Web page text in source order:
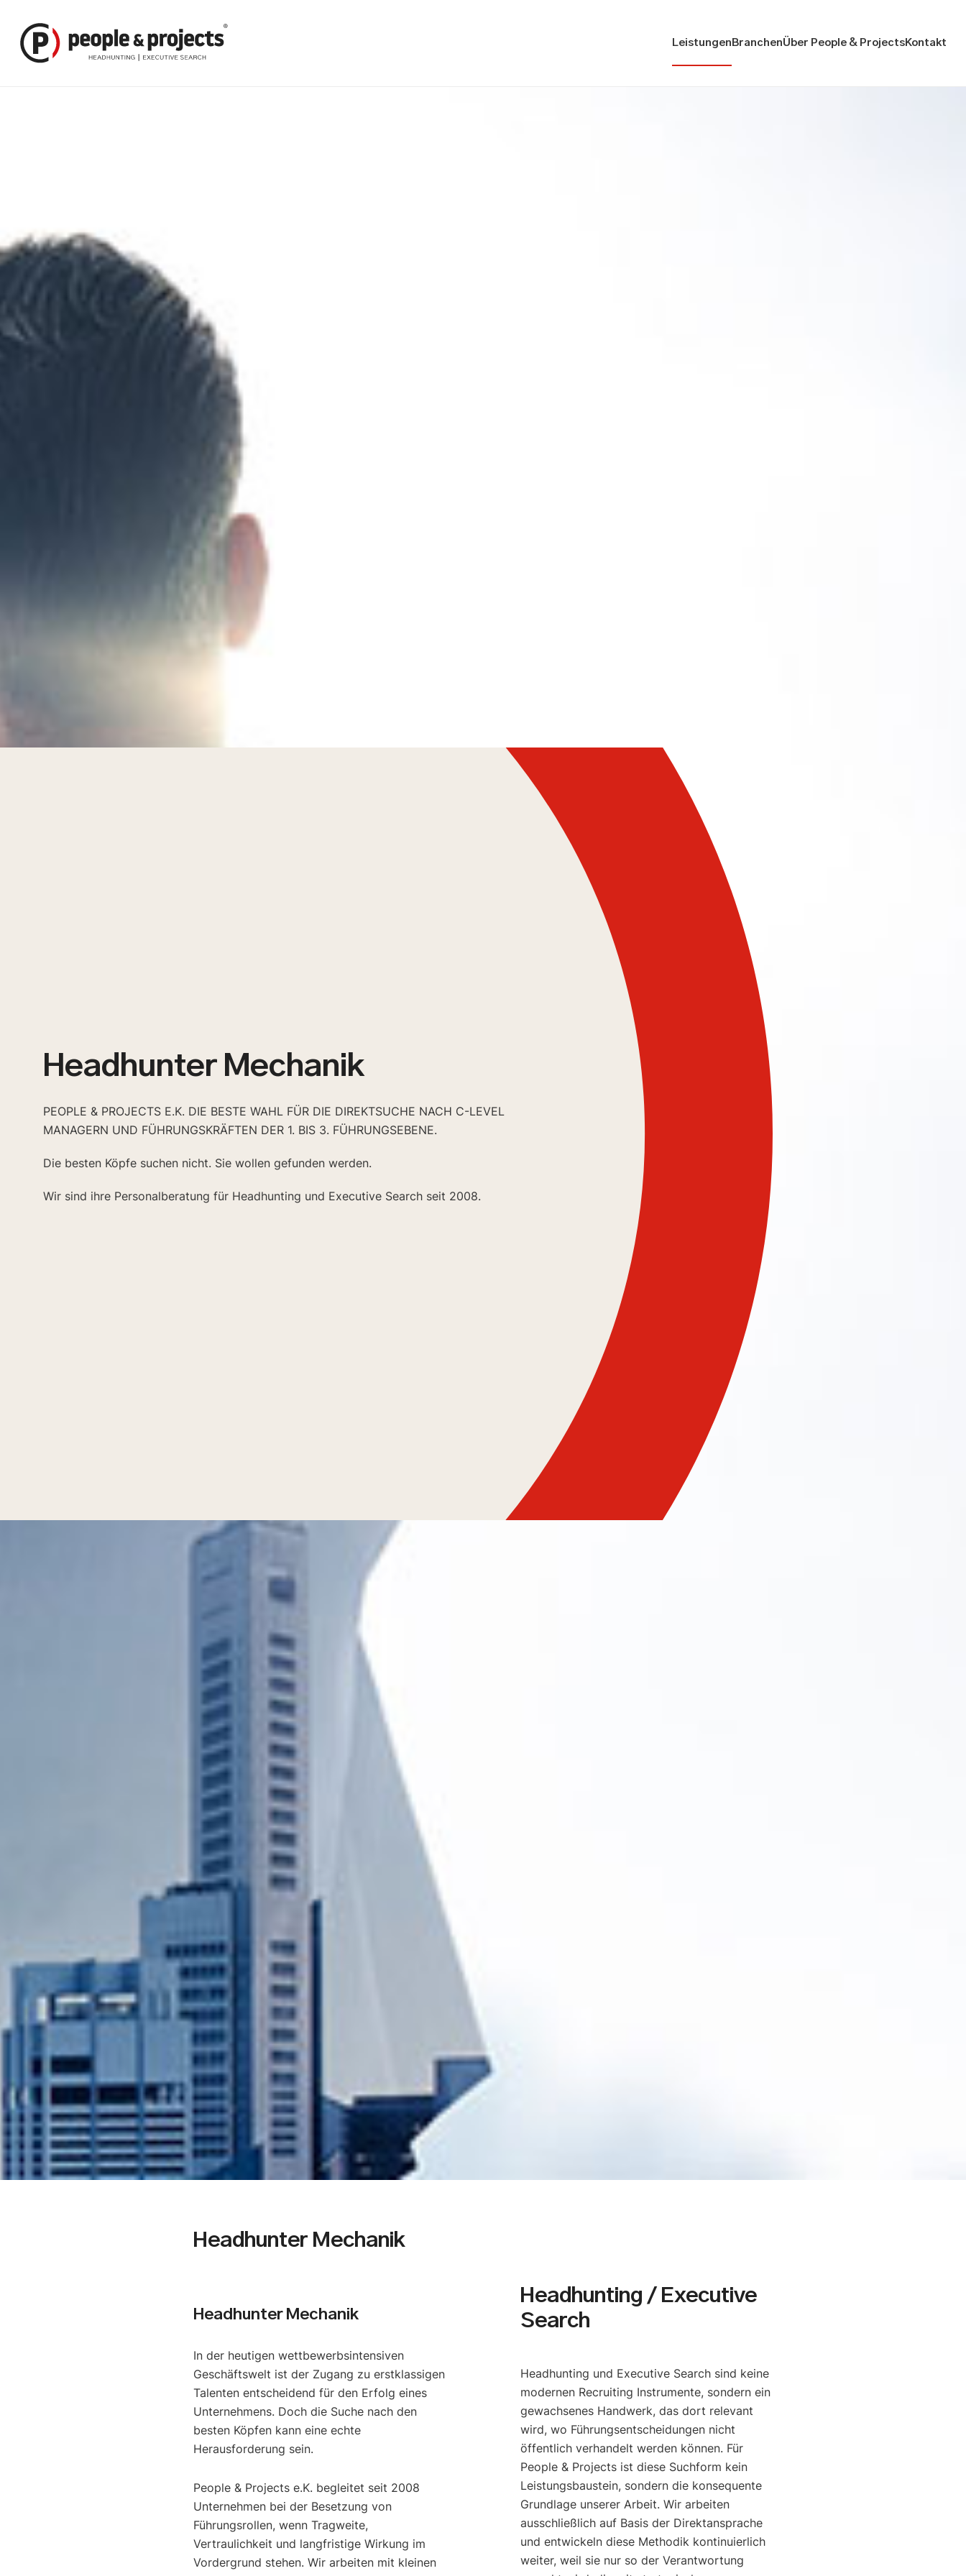
Leistungen BranchenÜber People & Projects Kontakt
Headhunter Mechanik
PEOPLE & PROJECTS E.K. DIE BESTE WAHL FÜR DIE DIREKTSUCHE NACH C-LEVEL
MANAGERN UND FÜHRUNGSKRÄFTEN DER 1. BIS 3. FÜHRUNGSEBENE.
Die besten Köpfe suchen nicht. Sie wollen gefunden werden.
Wir sind ihre Personalberatung für Headhunting und Executive Search seit 2008.
Headhunter Mechanik
Headhunter Mechanik
In der heutigen wettbewerbsintensiven
Geschäftswelt ist der Zugang zu erstklassigen
Talenten entscheidend für den Erfolg eines
Unternehmens. Doch die Suche nach den
besten Köpfen kann eine echte
Herausforderung sein.
People & Projects e.K. begleitet seit 2008
Unternehmen bei der Besetzung von
Führungsrollen, wenn Tragweite,
Vertraulichkeit und langfristige Wirkung im
Vordergrund stehen. Wir arbeiten mit kleinen
Headhunting / Executive
Search
Headhunting und Executive Search sind keine
modernen Recruiting Instrumente, sondern ein
gewachsenes Handwerk, das dort relevant
wird, wo Führungsentscheidungen nicht
öffentlich verhandelt werden können. Für
People & Projects ist diese Suchform kein
Leistungsbaustein, sondern die konsequente
Grundlage unserer Arbeit. Wir arbeiten
ausschließlich auf Basis der Direktansprache
und entwickeln diese Methodik kontinuierlich
weiter, weil sie nur so der Verantwortung